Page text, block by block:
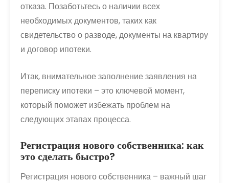
отказа. Позаботьтесь о наличии всех
необходимых документов, таких как
свидетельство о разводе, документы на квартиру
и договор ипотеки.
Итак, внимательное заполнение заявления на
переписку ипотеки – это ключевой момент,
который поможет избежать проблем на
следующих этапах процесса.
Регистрация нового собственника: как
это сделать быстро?
Регистрация нового собственника – важный шаг